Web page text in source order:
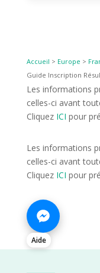
Accueil > Europe >
Guide Inscription
Les informations
celles-ci avant
Cliquez ICI pour
Les informations
celles-ci avant
Cliquez ICI pour
Aide